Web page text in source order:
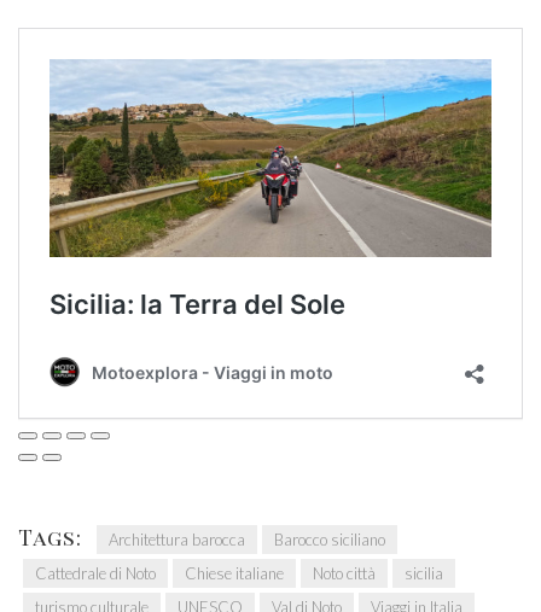
Tags: Architettura barocca
Barocco siciliano
Cattedrale di Noto
Chiese italiane Noto città
sicilia
turismo culturale
UNESCO Val di Noto Viaggi in Italia